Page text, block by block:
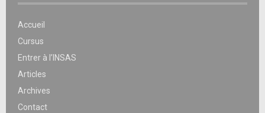
Accueil
Cursus
Entrer à l’INSAS
Articles
Archives
Contact